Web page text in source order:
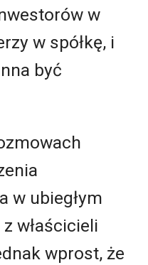
w
w spółkę, i
być
w ubiegłym
właścicieli
wprost, że